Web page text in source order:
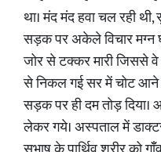
था। मंद मंद हवा चल रही
सड़क पर अकेले विचार मग्न
जोर से टक्कर मारी जिससे
से निकल गई सर में चोट आने
सड़क पर ही दम तोड़
लेकर गये। अस्पताल में